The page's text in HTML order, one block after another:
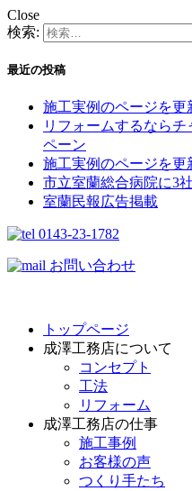
Close
検索:
最近の投稿
施工実例のページを更
リフォームするなら
ペーン​
施工実例のページを更
市立室蘭総合病院に3
室蘭民報広告掲載
0143-23-1782
お問い合わせ
トップページ
成澤工務店について
コンセプト
工法
リフォーム
成澤工務店の仕事
施工事例
お客様の声
つくり手たち